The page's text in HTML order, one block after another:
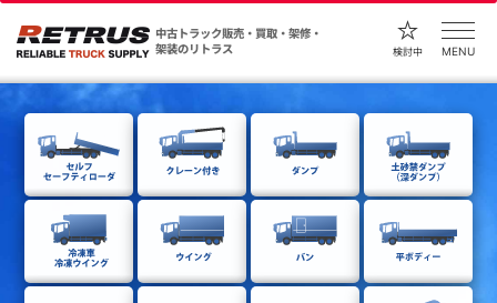
中古トラック販売・買取・架修・
架装のリトラス
検討中 MENU